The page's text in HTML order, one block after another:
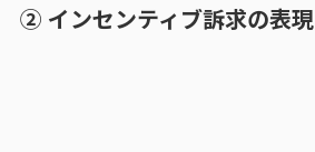
② インセンティブ訴求の表現